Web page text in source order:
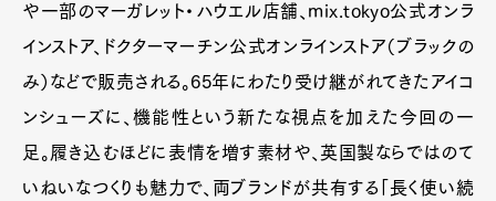
や一部のマーガレット・ハウエル店舗、mix.tokyo公式オンラ
インストア、ドクターマーチン公式オンラインストア（ブラックの
み）などで販売される。65年にわたり受け継がれてきたアイコ
ンシューズに、機能性という新たな視点を加えた今回の一
足。履き込むほどに表情を増す素材や、英国製ならではのて
いねいなつくりも魅力で、両ブランドが共有する「長く使い続